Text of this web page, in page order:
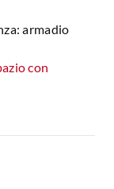
armadio
con